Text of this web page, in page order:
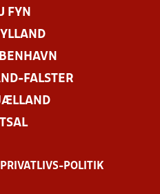
FYN
FALSTER
POLITIK